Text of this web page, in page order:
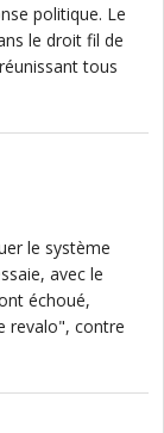
politique. Le
le droit fil de
tous
le système
avec le
échoué,
revalo", contre